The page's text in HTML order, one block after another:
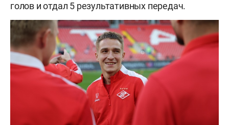
голов и отдал 5 результативных передач.